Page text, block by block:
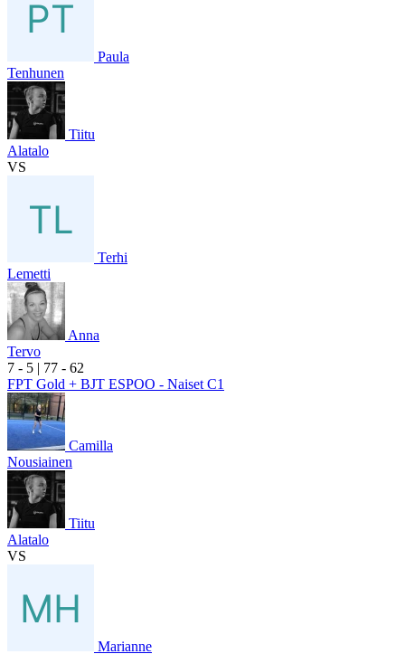
Paula
Tenhunen
Tiitu
Alatalo
VS
Terhi
Lemetti
Anna
Tervo
7 - 5 | 77 - 62
FPT Gold + BJT ESPOO - Naiset C1
Camilla
Nousiainen
Tiitu
Alatalo
VS
Marianne